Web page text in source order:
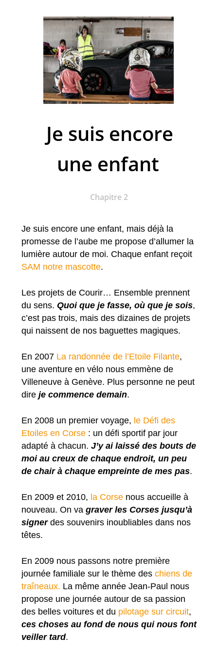
Je suis encore
une enfant
Chapitre 2
Je suis encore une enfant, mais déjà la
promesse de l’aube me propose d’allumer la
lumière autour de moi. Chaque enfant reçoit
SAM notre mascotte.
Les projets de Courir… Ensemble prennent
du sens. Quoi que je fasse, où que je sois,
c’est pas trois, mais des dizaines de projets
qui naissent de nos baguettes magiques.
En 2007 La randonnée de l’Etoile Filante,
une aventure en vélo nous emmène de
Villeneuve à Genève. Plus personne ne peut
dire je commence demain.
En 2008 un premier voyage, le Défi des
Etoiles en Corse: un défi sportif par jour
adapté à chacun. J’y ai laissé des bouts de
moi au creux de chaque endroit, un peu
de chair à chaque empreinte de mes pas.
En 2009 et 2010, la Corsenous accueille à
nouveau. On va graver les Corses jusqu’à
signerdes souvenirs inoubliables dans nos
têtes.
En 2009 nous passons notre première
journée familiale sur le thème des chiens de
traîneaux. La même année Jean-Paul nous
propose une journée autour de sa passion
des belles voitures et du pilotage sur circuit,
ces choses au fond de nous qui nous font
veiller tard.